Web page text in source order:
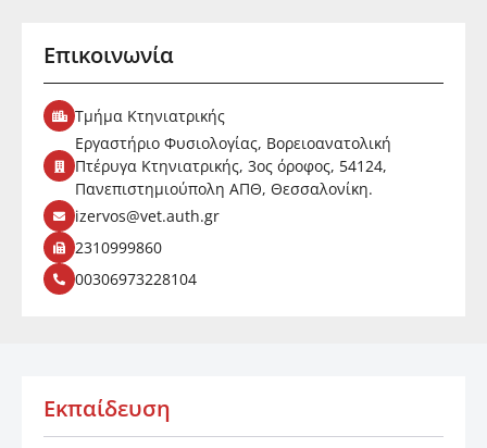
Επικοινωνία
Τμήμα Κτηνιατρικής
Εργαστήριο Φυσιολογίας, Βορειοανατολική
Πτέρυγα Κτηνιατρικής, 3ος όροφος, 54124,
Πανεπιστημιούπολη ΑΠΘ, Θεσσαλονίκη.
izervos@vet.auth.gr
2310999860
00306973228104
Εκπαίδευση